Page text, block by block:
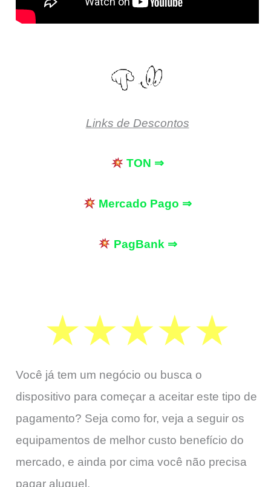
Links de Descontos
TON ⇒
Mercado Pago ⇒
PagBank ⇒
Você já tem um negócio ou busca o
dispositivo para começar a aceitar este tipo de
pagamento? Seja como for, veja a seguir os
equipamentos de melhor custo benefício do
mercado, e ainda por cima você não precisa
pagar aluguel.